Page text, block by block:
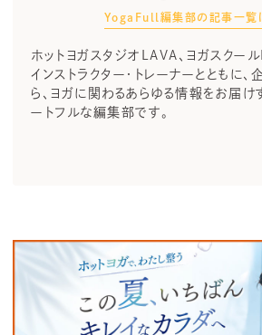
YogaFull編集部の記事一覧
ホットヨガスタジオLAVA、ヨガスクー
インストラクター・トレーナーとともに
ら、ヨガに関わるあらゆる情報をお届け
ートフルな編集部です。